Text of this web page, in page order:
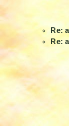
Re:
Re: